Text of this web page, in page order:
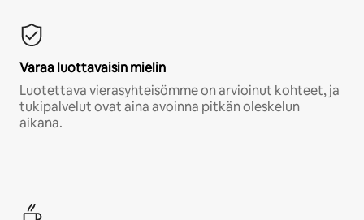
Varaa luottavaisin mielin
Luotettava vierasyhteisömme on arvioinut kohteet, ja
tukipalvelut ovat aina avoinna pitkän oleskelun
aikana.